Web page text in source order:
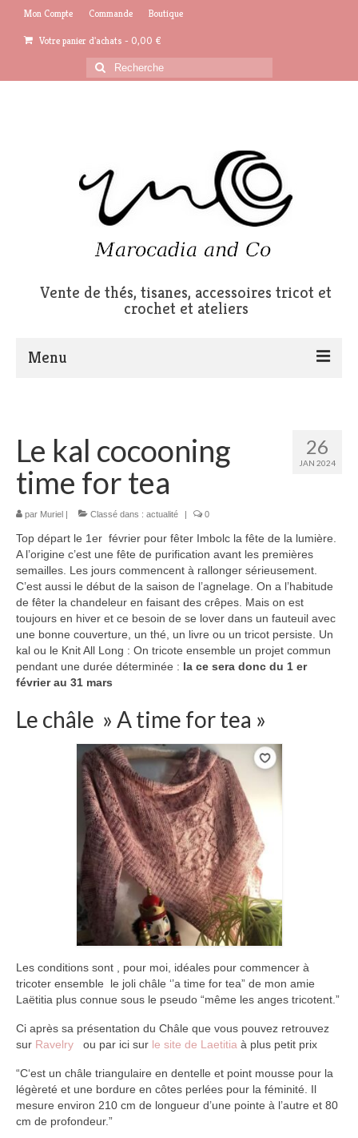
Mon Compte Commande Boutique
Votre panier d'achats - 0,00 €
Rechercher
:
Vente de thés, tisanes, accessoires tricot et
crochet et ateliers
Menu
Ateliers Tricot crochet
Boutique
Contact
26
JAN 2024
Le kal cocooning
time for tea
par Muriel | Classé dans : actualité | 0
Top départ le 1er février pour fêter Imbolc la fête de la lumière.
A l’origine c’est une fête de purification avant les premières
semailles. Les jours commencent à rallonger sérieusement.
C’est aussi le début de la saison de l’agnelage. On a l’habitude
de fêter la chandeleur en faisant des crêpes. Mais on est
toujours en hiver et ce besoin de se lover dans un fauteuil avec
une bonne couverture, un thé, un livre ou un tricot persiste. Un
kal ou le Knit All Long : On tricote ensemble un projet commun
pendant une durée déterminée : la ce sera donc du 1 er
février au 31 mars
Le châle » A time for tea »
Les conditions sont , pour moi, idéales pour commencer à
tricoter ensemble le joli châle ‘’a time for tea” de mon amie
Laëtitia plus connue sous le pseudo “même les anges tricotent.”
Ci après sa présentation du Châle que vous pouvez retrouvez
sur Ravelry ou par ici sur le site de Laetitia à plus petit prix
“C‘est un châle triangulaire en dentelle et point mousse pour la
légèreté et une bordure en côtes perlées pour la féminité. Il
mesure environ 210 cm de longueur d’une pointe à l’autre et 80
cm de profondeur.”